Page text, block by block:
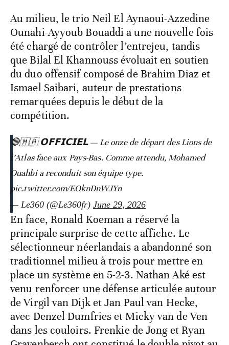
Au milieu, le trio Neil El Aynaoui-Azzedine
Ounahi-Ayyoub Bouaddi a une nouvelle fois
été chargé de contrôler l’entrejeu, tandis
que Bilal El Khannouss évoluait en soutien
du duo offensif composé de Brahim Diaz et
Ismael Saibari, auteur de prestations
remarquées depuis le début de la
compétition.
🔴🇲🇦 𝗢𝗙𝗙𝗜𝗖𝗜𝗘𝗟 — Le onze de départ des Lions de
l’Atlas face aux Pays-Bas. Comme attendu, Mohamed
Ouahbi a reconduit son équipe type.
pic.twitter.com/EOknDnWJYn
— Le360 (@Le360fr) June 29, 2026
En face, Ronald Koeman a réservé la
principale surprise de cette affiche. Le
sélectionneur néerlandais a abandonné son
traditionnel milieu à trois pour mettre en
place un système en 5-2-3. Nathan Aké est
venu renforcer une défense articulée autour
de Virgil van Dijk et Jan Paul van Hecke,
avec Denzel Dumfries et Micky van de Ven
dans les couloirs. Frenkie de Jong et Ryan